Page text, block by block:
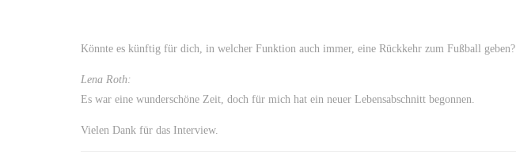
Könnte es künftig für dich, in welcher Funktion auch immer, eine Rückkehr zum Fußball geben?
Lena Roth:
Es war eine wunderschöne Zeit, doch für mich hat ein neuer Lebensabschnitt begonnen.
Vielen Dank für das Interview.